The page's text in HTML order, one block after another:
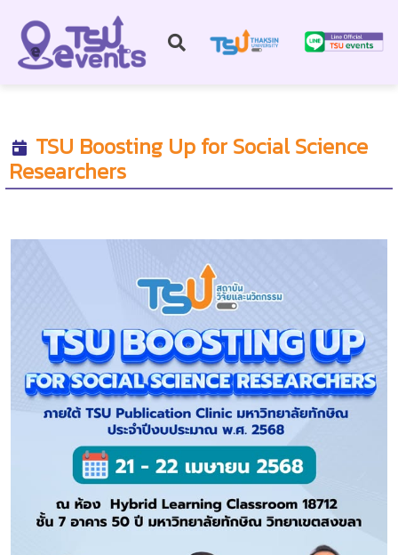
TSU Boosting Up for Social Science
Researchers